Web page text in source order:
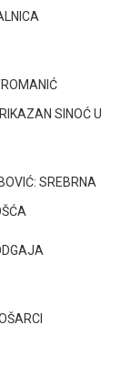
SINOĆ U
SREBRNA